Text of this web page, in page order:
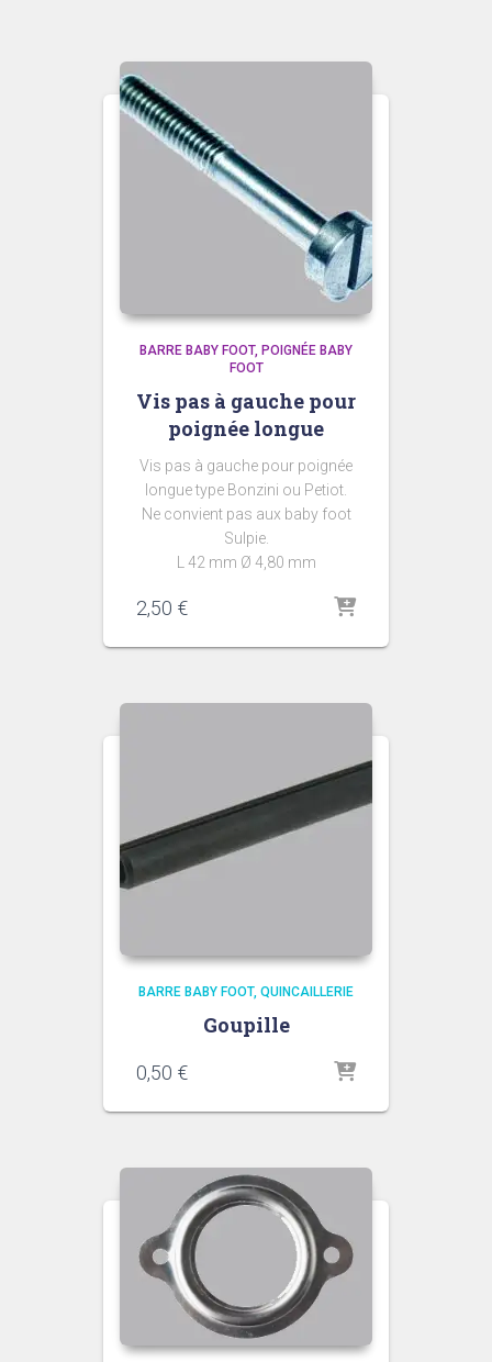
BARRE BABY FOOT POIGNÉE BABY
FOOT
Vis pas à gauche pour
poignée longue
Vis pas à gauche pour poignée
longue type Bonzini ou Petiot.
Ne convient pas aux baby foot
Sulpie.
L 42 mm Ø 4,80 mm
2,50 €
BARRE BABY FOOT QUINCAILLERIE
Goupille
0,50 €